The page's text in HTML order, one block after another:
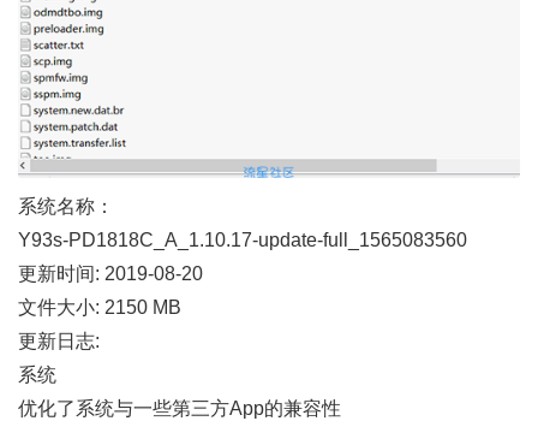
系统名称：
Y93s-PD1818C_A_1.10.17-update-full_1565083560
更新时间: 2019-08-20
文件大小: 2150 MB
更新日志:
系统
优化了系统与一些第三方App的兼容性